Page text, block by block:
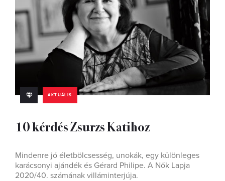
AKTUÁLIS
10 kérdés Zsurzs Katihoz
Mindenre jó életbölcsesség, unokák, egy különleges
karácsonyi ajándék és Gérard Philipe. A Nők Lapja
2020/40. számának villáminterjúja.